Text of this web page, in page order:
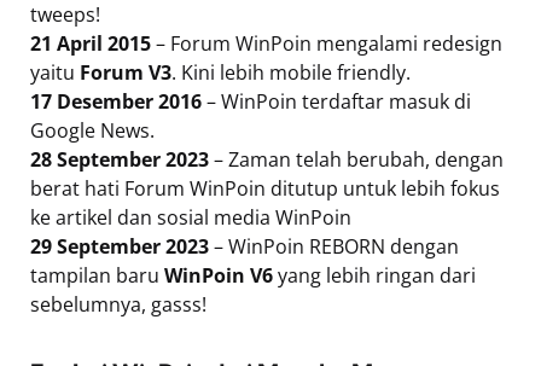
tweeps!
21 April 2015– Forum WinPoin mengalami redesign
yaitu Forum V3. Kini lebih mobile friendly.
17 Desember 2016– WinPoin terdaftar masuk di
Google News.
28 September 2023– Zaman telah berubah, dengan
berat hati Forum WinPoin ditutup untuk lebih fokus
ke artikel dan sosial media WinPoin
29 September 2023– WinPoin REBORN dengan
tampilan baru WinPoin V6yang lebih ringan dari
sebelumnya, gasss!